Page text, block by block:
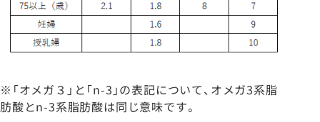
※「オメガ３」と「n-3」の表記について、オメガ3系脂
肪酸とn-3系脂肪酸は同じ意味です。